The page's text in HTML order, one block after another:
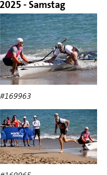
- Samstag
#169963